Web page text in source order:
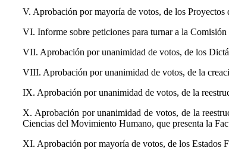
V. Aprobación por mayoría de votos, de los Proyectos
VI. Informe sobre peticiones para turnar a la Comisión
VII. Aprobación por unanimidad de votos, de los
VIII. Aprobación por unanimidad de votos, de la
IX. Aprobación por unanimidad de votos, de la
X. Aprobación por unanimidad de votos, de la
Ciencias del Movimiento Humano, que presenta la
XI. Aprobación por mayoría de votos, de los Estados